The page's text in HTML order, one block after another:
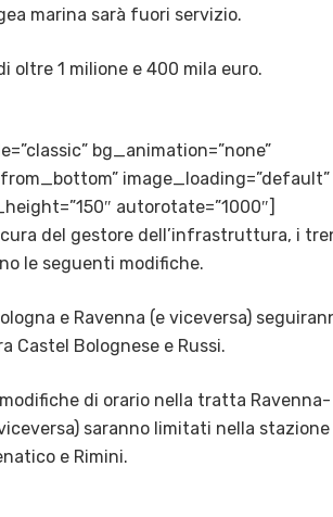
marina sarà fuori servizio.
oltre 1 milione e 400 mila euro.
bg_animation=”none”
image_loading=”default”
autorotate=”1000″]
del gestore dell’infrastruttura, i
le seguenti modifiche.
e Ravenna (e viceversa)
Castel Bolognese e Russi.
di orario nella tratta Ravenna-
saranno limitati nella
e Rimini.